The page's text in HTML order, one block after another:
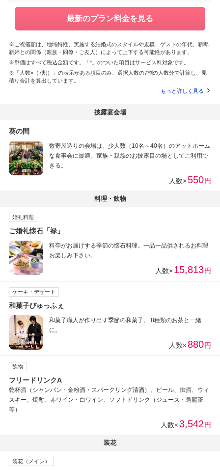
最新のプラン料金を見る
※ご祝儀額は、地域特性、実施する結婚式のスタイルや規模、ゲストの年代、新郎
新婦との関係（親族・同僚・ご友人）によって上下する可能性があります。
※単価はすべて税込金額です。「*」のついた項目はサービス料対象です。
※「人数×（7割）」の表示がある項目のみ、選択人数の7割の人数分で計算し、見
積り合計を算出しています。
もっと詳しく見る
披露宴会場
葵の間
数寄屋造りの会場は、少人数（10名～40名）のアットホーム
な食事会に最適。家族・親族のお披露目の場としてご利用で
きる。
人数× 550円
料理・飲物
婚礼料理
ご婚礼懐石「禄」
料亭がお届けする季節の懐石料理。一品一品供されるお料理
お楽しみ下さい。
人数× 15,813円
ケーキ・デザート
和菓子びゅっふぇ
和菓子職人が作り出す季節の和菓子。 8種類のお茶と一緒
に。
人数× 880円
飲物
フリードリンクA
乾杯酒（シャンパン・金粉酒・スパークリング清酒）、ビール、御酒、ウィ
スキー、焼酎、赤ワイン・白ワイン、ソフトドリンク（ジュース・烏龍茶
等）
人数×3,542円
装花
装花（メイン）